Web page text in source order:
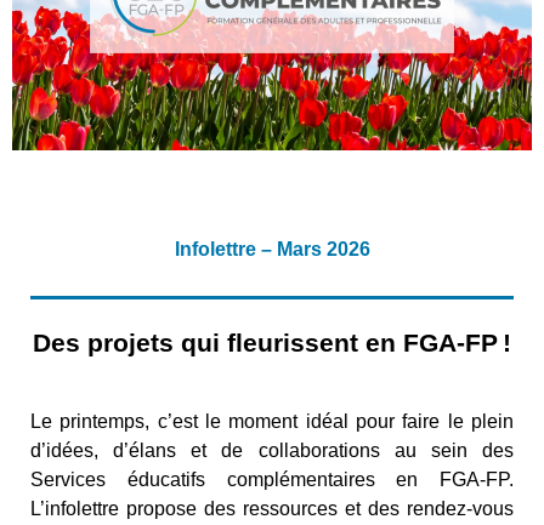
Infolettre – Mars 2026
Des projets qui fleurissent en FGA‑FP !
Le printemps, c’est le moment idéal pour faire le plein
d’idées, d’élans et de collaborations au sein des
Services éducatifs complémentaires en FGA-FP.
L’infolettre propose des ressources et des rendez-vous